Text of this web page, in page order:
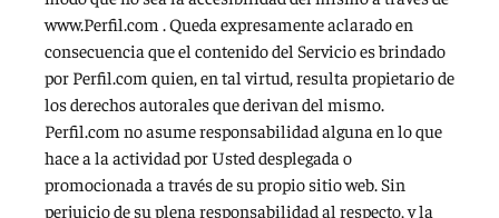
www.Perfil.com . Queda expresamente aclarado en
consecuencia que el contenido del Servicio es brindado
por Perfil.com quien, en tal virtud, resulta propietario de
los derechos autorales que derivan del mismo.
Perfil.com no asume responsabilidad alguna en lo que
hace a la actividad por Usted desplegada o
promocionada a través de su propio sitio web. Sin
perjuicio de su plena responsabilidad al respecto, y la